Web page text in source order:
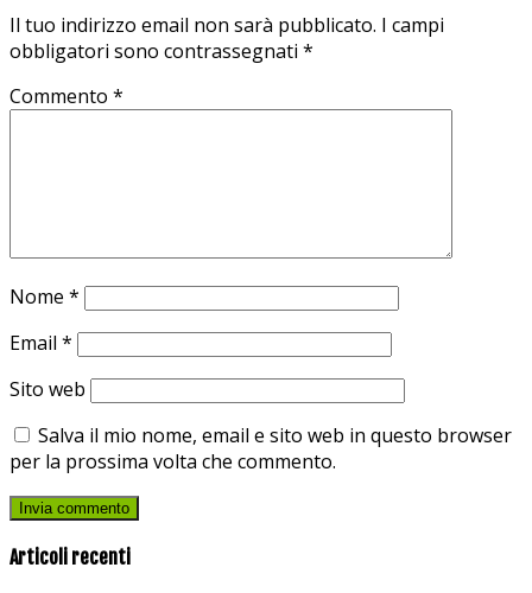
Il tuo indirizzo email non sarà pubblicato. I campi
obbligatori sono contrassegnati *
Commento *
Nome *
Email *
Sito web
Salva il mio nome, email e sito web in questo browser
per la prossima volta che commento.
Articoli recenti